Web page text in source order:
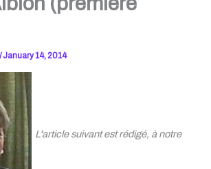
/January 14, 2014
L'article suivant est rédigé, à notre